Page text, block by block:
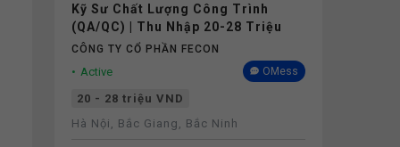
Kỹ Sư Chất Lượng Công Trình
(QA/QC) | Thu Nhập 20-28 Triệu
CÔNG TY CỔ PHẦN FECON
Active OMess
20 - 28 triệu VND
Hà Nội, Bắc Giang, Bắc Ninh